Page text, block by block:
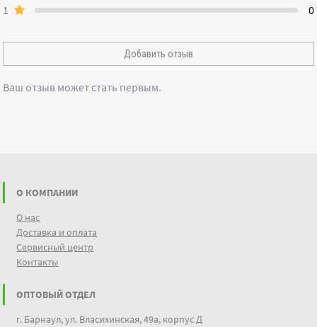
Ваш отзыв может стать первым.
1
0
Добавить отзыв
О КОМПАНИИ
О нас
Доставка и оплата
Сервисный центр
Контакты
ОПТОВЫЙ ОТДЕЛ
г. Барнаул, ул. Власихинская, 49а, корпус Д